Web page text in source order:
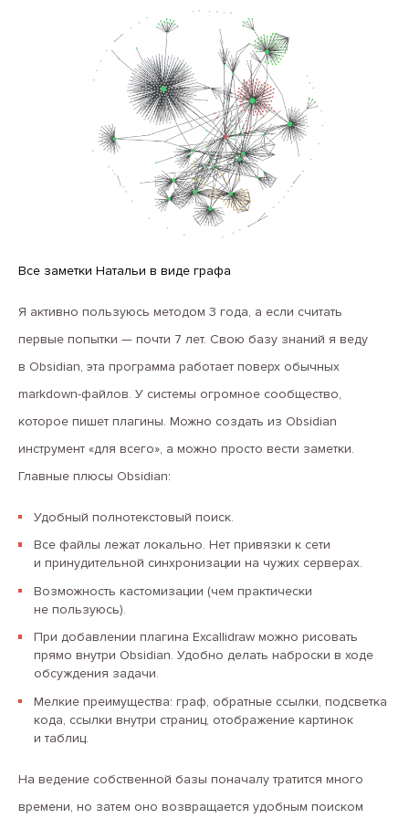
Все заметки Натальи в виде графа
Я активно пользуюсь методом 3 года, а если считать
первые попытки — почти 7 лет. Свою базу знаний я веду
в Obsidian, эта программа работает поверх обычных
markdown-файлов. У системы огромное сообщество,
которое пишет плагины. Можно создать из Obsidian
инструмент «для всего», а можно просто вести заметки.
Главные плюсы Obsidian:
Удобный полнотекстовый поиск.
Все файлы лежат локально. Нет привязки к сети
и принудительной синхронизации на чужих серверах.
Возможность кастомизации (чем практически
не пользуюсь).
При добавлении плагина Excallidraw можно рисовать
прямо внутри Obsidian. Удобно делать наброски в ходе
обсуждения задачи.
Мелкие преимущества: граф, обратные ссылки, подсветка
кода, ссылки внутри страниц, отображение картинок
и таблиц.
На ведение собственной базы поначалу тратится много
времени, но затем оно возвращается удобным поиском